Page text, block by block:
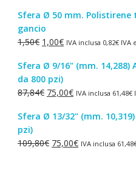
originale
era:
4,30€.
attuale
2,50€.
Sfera Ø 50 mm. Polistirene
gancio
1,50€ Il
originale
era:
1,50€.
1,00€Il
attuale
è:
1,00€.
IVA inclusa 0,82€IVA
Sfera Ø 9/16" (mm. 14,288)
da 800 pzi)
87,84€ Il
originale
87,84€.
75,00€Il
attuale
75,00€.
IVA inclusa 61,48€
Sfera Ø 13/32" (mm. 10,319)
pzi)
109,80€ Il
75,00€IlIVA inclusa 61,48